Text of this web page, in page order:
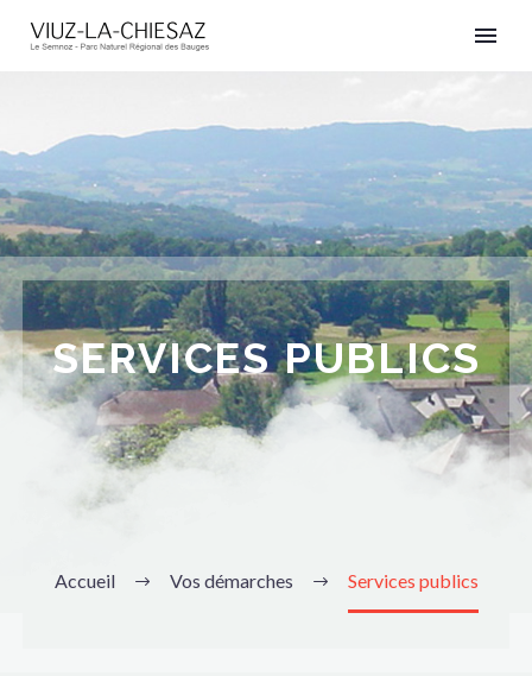
SERVICES PUBLICS
Accueil Vos démarches Services publics